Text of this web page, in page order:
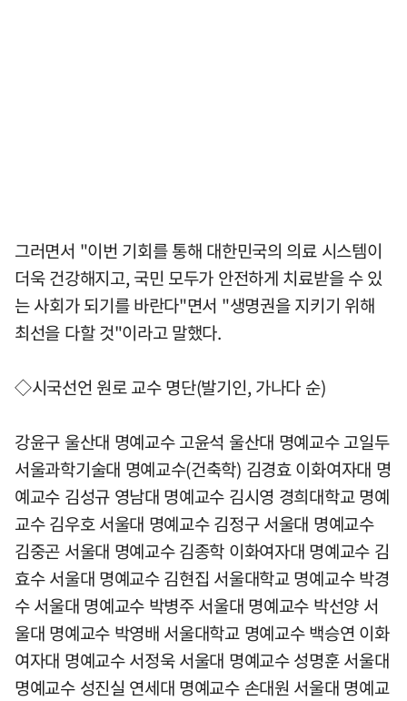
그러면서 "이번 기회를 통해 대한민국의 의료 시스템이
더욱 건강해지고, 국민 모두가 안전하게 치료받을 수 있
는 사회가 되기를 바란다"면서 "생명권을 지키기 위해
최선을 다할 것"이라고 말했다.
◇시국선언 원로 교수 명단(발기인, 가나다 순)
강윤구 울산대 명예교수 고윤석 울산대 명예교수 고일두
서울과학기술대 명예교수(건축학) 김경효 이화여자대 명
예교수 김성규 영남대 명예교수 김시영 경희대학교 명예
교수 김우호 서울대 명예교수 김정구 서울대 명예교수
김중곤 서울대 명예교수 김종학 이화여자대 명예교수 김
효수 서울대 명예교수 김현집 서울대학교 명예교수 박경
수 서울대 명예교수 박병주 서울대 명예교수 박선양 서
울대 명예교수 박영배 서울대학교 명예교수 백승연 이화
여자대 명예교수 서정욱 서울대 명예교수 성명훈 서울대
명예교수 성진실 연세대 명예교수 손대원 서울대 명예교